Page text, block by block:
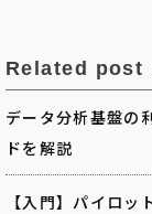
Related post
データ分析基盤の
ドを解説
【入門】パイロ